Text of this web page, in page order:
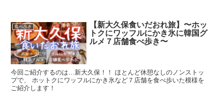
食べ歩き
【新大久保食いだおれ旅】〜ホッ
トクにワッフルにかき氷に韓国グ
ルメ７店舗食べ歩き〜
今回ご紹介するのは…新大久保！！ ほとんど休憩なしのノンストッ
プで、 ホットクにワッフルにかき氷など７店舗を食べ歩いた模様を
ご紹介します！